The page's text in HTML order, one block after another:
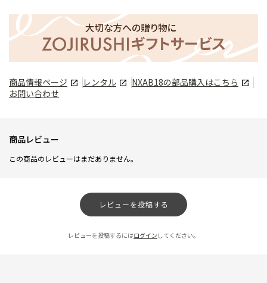
商品情報ページ レンタル NXAB18の部品購入はこちら
お問い合わせ
商品レビュー
この商品のレビューはまだありません。
レビューを投稿する
レビューを投稿するにはログイン してください。